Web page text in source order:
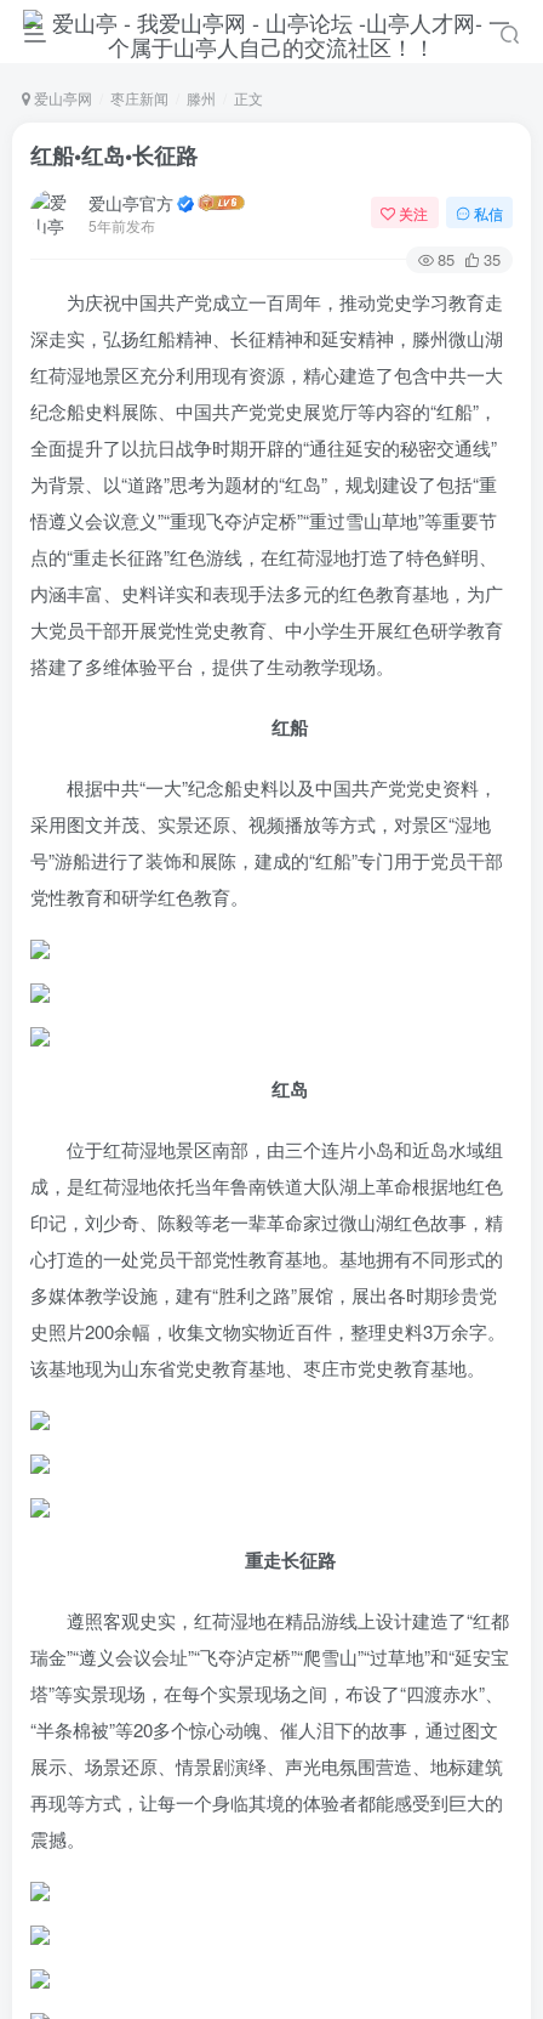
爱山亭网 枣庄新闻 滕州 正文
红船•红岛•长征路
爱山亭官方
5年前发布
关注 私信
85 35
为庆祝中国共产党成立一百周年，推动党史学习教育走
深走实，弘扬红船精神、长征精神和延安精神，滕州微山湖
红荷湿地景区充分利用现有资源，精心建造了包含中共一大
纪念船史料展陈、中国共产党党史展览厅等内容的“红船”，
全面提升了以抗日战争时期开辟的“通往延安的秘密交通线”
为背景、以“道路”思考为题材的“红岛”，规划建设了包括“重
悟遵义会议意义”“重现飞夺泸定桥”“重过雪山草地”等重要节
点的“重走长征路”红色游线，在红荷湿地打造了特色鲜明、
内涵丰富、史料详实和表现手法多元的红色教育基地，为广
大党员干部开展党性党史教育、中小学生开展红色研学教育
搭建了多维体验平台，提供了生动教学现场。
红船
根据中共“一大”纪念船史料以及中国共产党党史资料，
采用图文并茂、实景还原、视频播放等方式，对景区“湿地
号”游船进行了装饰和展陈，建成的“红船”专门用于党员干部
党性教育和研学红色教育。
红岛
位于红荷湿地景区南部，由三个连片小岛和近岛水域组
成，是红荷湿地依托当年鲁南铁道大队湖上革命根据地红色
印记，刘少奇、陈毅等老一辈革命家过微山湖红色故事，精
心打造的一处党员干部党性教育基地。基地拥有不同形式的
多媒体教学设施，建有“胜利之路”展馆，展出各时期珍贵党
史照片200余幅，收集文物实物近百件，整理史料3万余字。
该基地现为山东省党史教育基地、枣庄市党史教育基地。
重走长征路
遵照客观史实，红荷湿地在精品游线上设计建造了“红都
瑞金”“遵义会议会址”“飞夺泸定桥”“爬雪山”“过草地”和“延安宝
塔”等实景现场，在每个实景现场之间，布设了“四渡赤水”、
“半条棉被”等20多个惊心动魄、催人泪下的故事，通过图文
展示、场景还原、情景剧演绎、声光电氛围营造、地标建筑
再现等方式，让每一个身临其境的体验者都能感受到巨大的
震撼。